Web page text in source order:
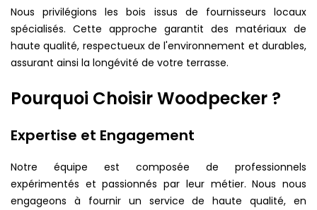
Nous privilégions les bois issus de fournisseurs locaux
spécialisés. Cette approche garantit des matériaux de
haute qualité, respectueux de l'environnement et durables,
assurant ainsi la longévité de votre terrasse.
Pourquoi Choisir Woodpecker ?
Expertise et Engagement
Notre équipe est composée de professionnels
expérimentés et passionnés par leur métier. Nous nous
engageons à fournir un service de haute qualité, en